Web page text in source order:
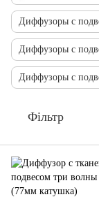
Диффузоры с
Диффузоры с
Диффузоры с
Фільтр